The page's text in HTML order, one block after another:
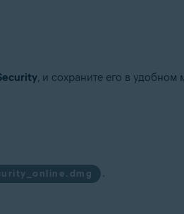
, и сохраните его в
.